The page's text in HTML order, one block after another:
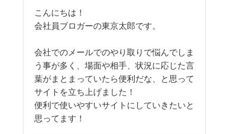
こんにちは！
会社員ブロガーの東京太郎です。
会社でのメールでのやり取りで悩んでしま
う事が多く、場面や相手、状況に応じた言
葉がまとまっていたら便利だな、と思って
サイトを立ち上げました！
便利で使いやすいサイトにしていきたいと
思ってます！